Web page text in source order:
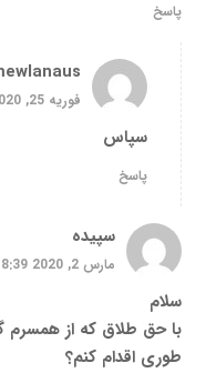
پاسخ
فوریه 25, 2020 7:44 ب.ظ
سپاس
پاسخ
سپیده
مارس 2, 2020 8:39 ب.ظ
سلام
با حق طلاق که از همسرم
طوری اقدام کنم؟